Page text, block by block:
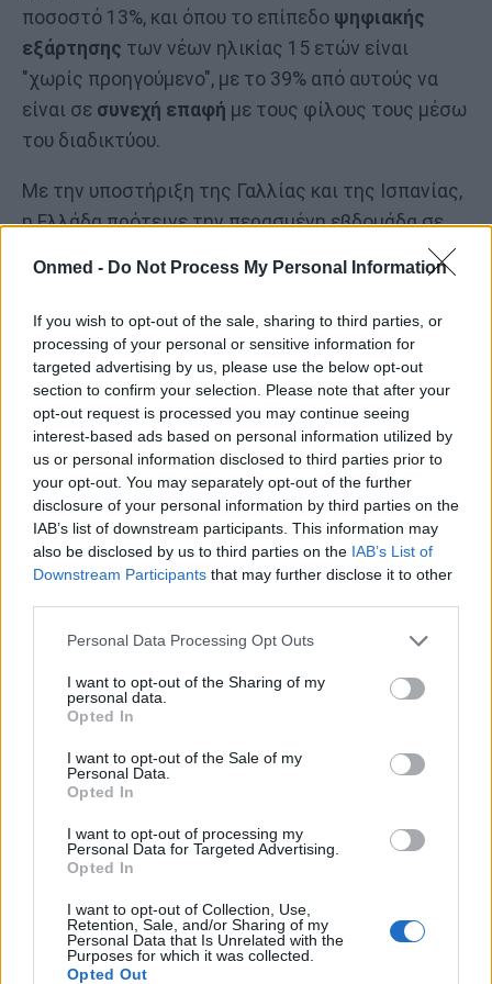
Onmed - Do Not Process My Personal Information
If you wish to opt-out of the sale, sharing to third parties, or
processing of your personal or sensitive information for
targeted advertising by us, please use the below opt-out
section to confirm your selection. Please note that after your
opt-out request is processed you may continue seeing
interest-based ads based on personal information utilized by
us or personal information disclosed to third parties prior to
your opt-out. You may separately opt-out of the further
disclosure of your personal information by third parties on the
IAB’s list of downstream participants. This information may
also be disclosed by us to third parties on the IAB’s List of
Downstream Participants that may further disclose it to other
Personal Data Processing Opt Outs
I want to opt-out of the Sharing of my
personal data.
Opted In
I want to opt-out of the Sale of my
Personal Data.
Opted In
I want to opt-out of processing my
Personal Data for Targeted Advertising.
Opted In
I want to opt-out of Collection, Use,
Retention, Sale, and/or Sharing of my
Personal Data that Is Unrelated with the
Purposes for which it was collected.
Opted Out
ποσοστό 13%, και όπου το επίπεδο ψηφιακής
εξάρτησης των νέων ηλικίας 15 ετών είναι
"χωρίς προηγούμενο", με το 39% από αυτούς να
είναι σε συνεχή επαφή με τους φίλους τους μέσω
του διαδικτύου.
Με την υποστήριξη της Γαλλίας και της Ισπανίας,
η Ελλάδα πρότεινε την περασμένη εβδομάδα σε
πλαισίωση της χρήσης των διαδικτυακών
πλατφορμών για τα παιδιά, απέναντι στις
ανησυχίες σχετικά με τον εθιστικό χαρακτήρα
τους.
Τον Φεβρουάριο, η μινι-σειρά "Adolescence" του
Netflix αποκάλυψε κυρίως τις τοξικές και
μισογυνικές επιρροές στις οποίες είναι
εκτεθειμένοι οι έφηβοι στο διαδίκτυο, ωθώντας
τις κυβερνήσεις της Βρετανίας και της Γαλλίας
να θελήσουν να ενσωματώσουν την
παρακολούθηση του προγράμματος στα σχολεία.
ανησυχίες σχετικά με την εκπροσώπηση και την
προστασία των παιδιών στις ψηφιακές
πλατφόρμες -- αλλά χρειαζόμαστε δράση, όχι
μόνο οργή", κατέληξε ο Ντουλαέρτ.
Από το ΑΠΕ-ΜΠΕ